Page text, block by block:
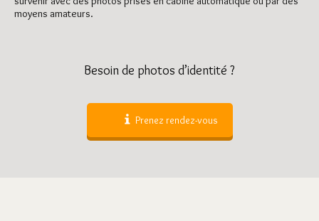
moyens amateurs.
Besoin de photos d’identité ?
Prenez rendez-vous